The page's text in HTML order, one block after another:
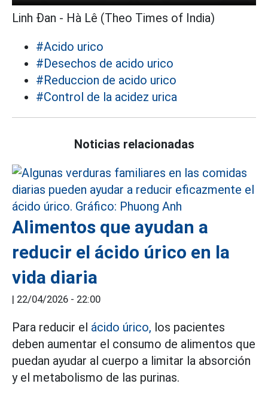
Linh Đan - Hà Lê (Theo Times of India)
#Acido urico
#Desechos de acido urico
#Reduccion de acido urico
#Control de la acidez urica
Noticias relacionadas
Alimentos que ayudan a
reducir el ácido úrico en la
vida diaria
| 22/04/2026 - 22:00
Para reducir el ácido úrico, los pacientes
deben aumentar el consumo de alimentos que
puedan ayudar al cuerpo a limitar la absorción
y el metabolismo de las purinas.